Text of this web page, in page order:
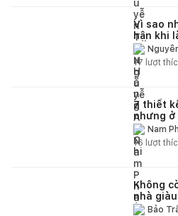
Vì sao
hận khi
bếp?
17 lượt
7 thiết
nhưng
Nam
16 lượt
Không
nhà
thụ từ
Bảo